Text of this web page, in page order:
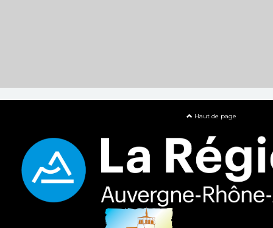
Haut de page